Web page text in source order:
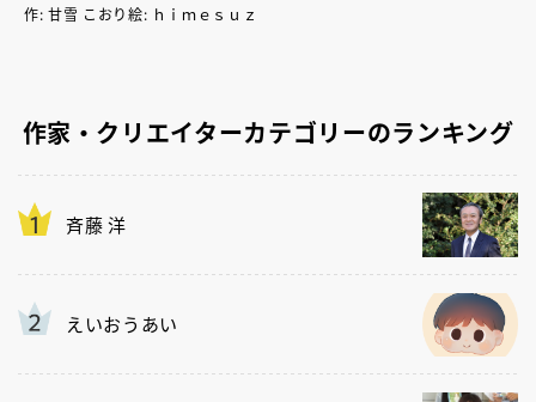
作: 甘雪 こおり絵: ｈｉｍｅｓｕｚ
作家・クリエイターカテゴリーのランキング
斉藤 洋
えいおうあい